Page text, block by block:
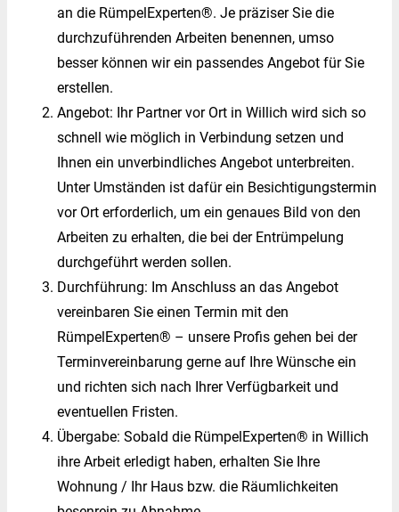
an die RümpelExperten®. Je präziser Sie die
durchzuführenden Arbeiten benennen, umso
besser können wir ein passendes Angebot für Sie
erstellen.
Angebot: Ihr Partner vor Ort in Willich wird sich so
schnell wie möglich in Verbindung setzen und
Ihnen ein unverbindliches Angebot unterbreiten.
Unter Umständen ist dafür ein Besichtigungstermin
vor Ort erforderlich, um ein genaues Bild von den
Arbeiten zu erhalten, die bei der Entrümpelung
durchgeführt werden sollen.
Durchführung: Im Anschluss an das Angebot
vereinbaren Sie einen Termin mit den
RümpelExperten® – unsere Profis gehen bei der
Terminvereinbarung gerne auf Ihre Wünsche ein
und richten sich nach Ihrer Verfügbarkeit und
eventuellen Fristen.
Übergabe: Sobald die RümpelExperten® in Willich
ihre Arbeit erledigt haben, erhalten Sie Ihre
Wohnung / Ihr Haus bzw. die Räumlichkeiten